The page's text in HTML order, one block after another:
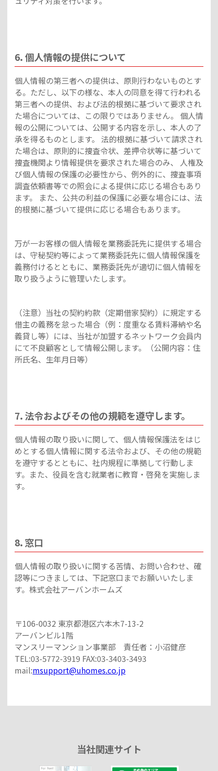
6. 個人情報の提供について
個人情報の第三者への提供は、原則行わないものとす
る。ただし、以下の様な、本人の同意を得て行われる
第三者への提供、および法的根拠に基づいて要求され
た場合については、この限りではありません。 個人情
報の公開については、公開する内容を示し、本人の了
承を得るものとします。 法的根拠に基づいて請求され
た場合は、原則的に捜査令状、差押令状等に基づいて
捜査機関より情報提供を要求された場合のみ、 人権及
び個人情報の保護の必要性から、例外的に、捜査事項
調査依頼書等での照会による提供に応じる場合もあり
ます。 また、公共の利益の保護に必要な場合には、法
的根拠に基づいて提供に応じる場合もあります。
万が一お客様の個人情報を業務委託先に提供する場合
は、守秘契約等によって業務委託先に個人情報保護を
義務付けるとともに、業務委託先が適切に個人情報を
取り扱うように管理いたします。
（注意）当社の契約約款（定期借家契約）に規定する
借主の義務を怠った場合（例：度重なる賃料滞納や名
義貸し等）には、当社が加盟するネットワーク会員内
にて不良顧客として情報公開します。（公開内容：住
所氏名、生年月日等）
7. 法令およびその他の規範を遵守します。
個人情報の取り扱いに関して、個人情報保護法をはじ
めとする個人情報に関する法令および、その他の規範
を遵守するとともに、社内規程に準拠して行動しま
す。また、役員を含む就業者に教育・啓発を実施しま
す。
8. 窓口
個人情報の取り扱いに関する苦情、お問い合わせ、確
認等につきましては、下記窓口までお願いいたしま
す。株式会社アーバンホームズ
〒106-0032 東京都港区六本木7-13-2
アーバンビル1階
マンスリーマンション事業部 責任者：小沼健彦
TEL:03-5772-3919 FAX:03-3403-3493
mail:msupport@uhomes.co.jp
当社関連サイト